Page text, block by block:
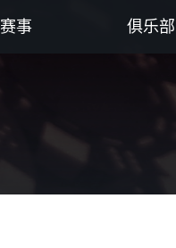
赛事 俱乐部